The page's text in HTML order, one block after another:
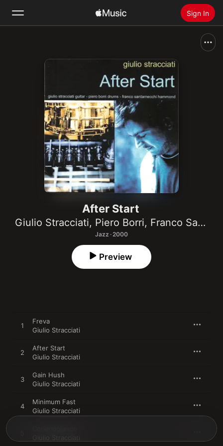
Sign In
Radio
Install Apple Music
After Start
Giulio Stracciati, Piero Borri, Franco Santarnecchi
Jazz · 2000
Preview
1
Freva
Giulio Stracciati
2
After Start
Giulio Stracciati
3
Gain Hush
Giulio Stracciati
4
Minimum Fast
Giulio Stracciati